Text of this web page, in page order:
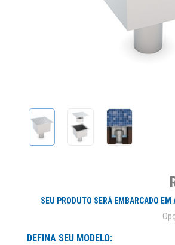
SEU PRODUTO SERÁ EMBARCADO
DEFINA SEU MODELO: